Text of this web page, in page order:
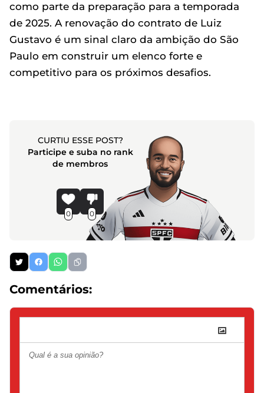
como parte da preparação para a temporada
de 2025. A renovação do contrato de Luiz
Gustavo é um sinal claro da ambição do São
Paulo em construir um elenco forte e
competitivo para os próximos desafios.
CURTIU ESSE POST?
Participe e suba no rank
de membros
0 0
Comentários: